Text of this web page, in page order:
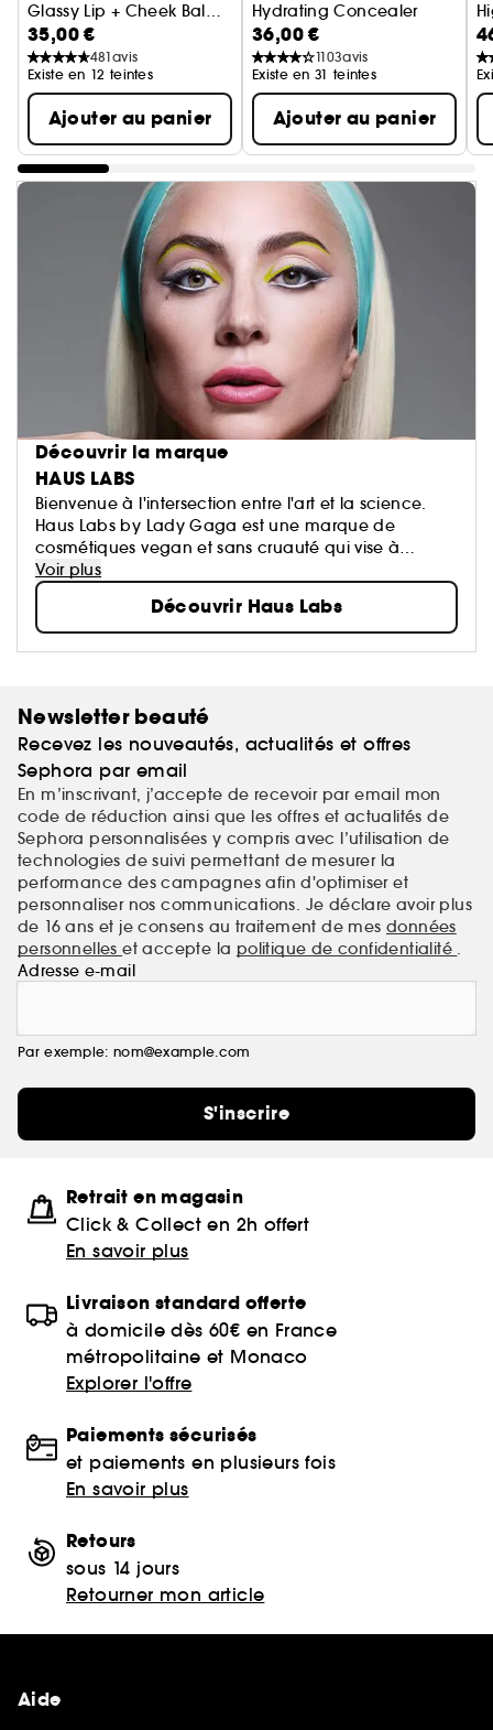
Glassy Lip + Cheek Balm
Blush Stick
Blush crème
35,00 €
481avis
Existe en 12 teintes
Ajouter au panier
Hydrating Concealer
Correcteur à l'arnica
36,00 €
1103avis
Existe en 31 teintes
Ajouter au panier
Découvrir la marque
HAUS LABS
Bienvenue à l'intersection entre l'art et la science.
Haus Labs by Lady Gaga est une marque de
cosmétiques vegan et sans cruauté qui vise à
répandre la bienveillance, la bravoure et la
créativité par le biais d'un maquillage de haute
technologie, à haute pigmentation et de haute
performance pour tous.
Voir plus
Découvrir Haus Labs
Newsletter beauté
Recevez les nouveautés, actualités et offres
Sephora par email
En m’inscrivant, j’accepte de recevoir par email mon
code de réduction ainsi que les offres et actualités de
Sephora personnalisées y compris avec l’utilisation de
technologies de suivi permettant de mesurer la
performance des campagnes afin d'optimiser et
personnaliser nos communications. Je déclare avoir plus
de 16 ans et je consens au traitement de mes données
personnelleset accepte la politique de confidentialité .
Adresse e-mail
Par exemple: nom@example.com
S'inscrire
Retrait en magasin
Click & Collect en 2h offert
En savoir plus
Livraison standard offerte
à domicile dès 60€ en France
métropolitaine et Monaco
Explorer l'offre
Paiements sécurisés
et paiements en plusieurs fois
En savoir plus
Retours
sous 14 jours
Retourner mon article
Aide